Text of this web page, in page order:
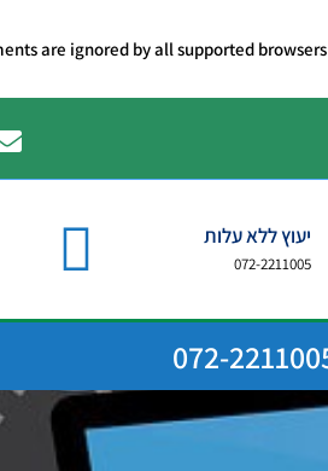
יעוץ ללא עלות
072-2211005
072-